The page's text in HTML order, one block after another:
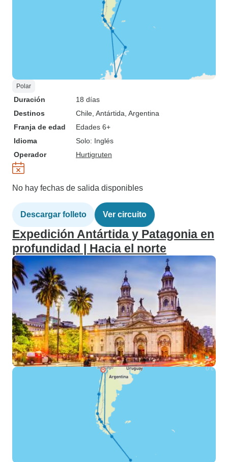
Polar
Duración
18 días
Destinos
Chile , Antártida , Argentina
Franja de edad
Edades 6+
Idioma
Solo: Inglés
Operador
Hurtigruten
No hay fechas de salida disponibles
Descargar folleto Ver circuito
Expedición Antártida y Patagonia en
profundidad | Hacia el norte